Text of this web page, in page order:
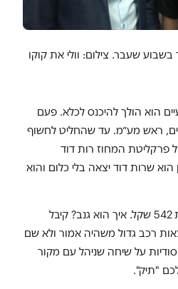
בשבוע שעבר. צילום: וולי את קוקו
הוא הולך להיכנס לכלא. פעם
ראש מע״מ. עד שהחליט לחשוף
פרקליטת המחוז רות דוד
שרות דוד יצאה בלי כלום והוא
על מה נכנס לכלא? על גניבת 542 שקל. איך הוא גנב? קיבל
רכב גדול משהיה אמור ולא שם
על שיחה שניהל עם מקור
"תיק".